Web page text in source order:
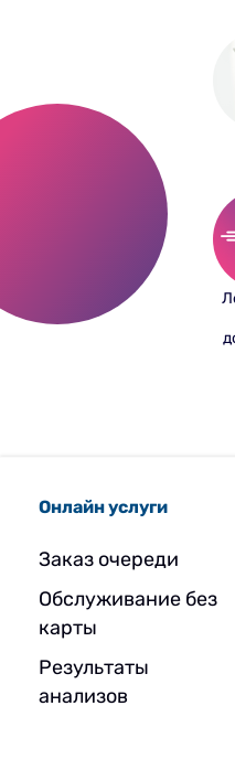
Онлайн услуги
Заказ очереди
Обслуживание без
карты
Результаты
анализов